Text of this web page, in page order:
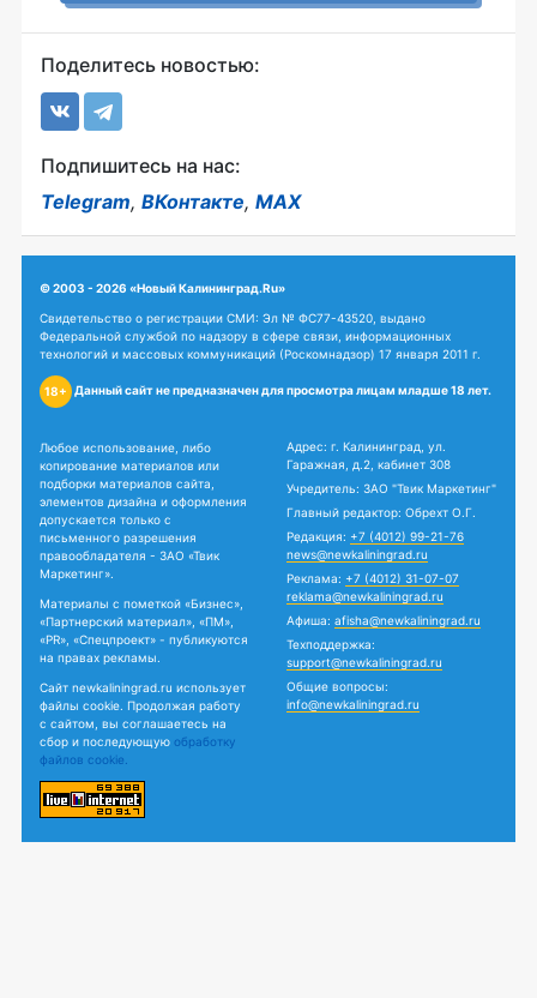
Поделитесь новостью:
Подпишитесь на нас:
Telegram, ВКонтакте, MAX
© 2003 - 2026 «Новый Калининград.Ru»
Свидетельство о регистрации СМИ: Эл № ФС77-43520, выдано
Федеральной службой по надзору в сфере связи, информационных
технологий и массовых коммуникаций (Роскомнадзор) 17 января 2011 г.
18+ Данный сайт не предназначен для просмотра лицам младше 18 лет.
Любое использование, либо
копирование материалов или
подборки материалов сайта,
элементов дизайна и оформления
допускается только с
письменного разрешения
правообладателя - ЗАО «Твик
Маркетинг».
Материалы с пометкой «Бизнес»,
«Партнерский материал», «ПМ»,
«PR», «Спецпроект» - публикуются
на правах рекламы.
Сайт newkaliningrad.ru использует
файлы cookie. Продолжая работу
с сайтом, вы соглашаетесь на
сбор и последующую обработку
файлов cookie.
Адрес: г. Калининград, ул.
Гаражная, д.2, кабинет 308
Учредитель: ЗАО "Твик Маркетинг"
Главный редактор: Обрехт О.Г.
Редакция: +7 (4012) 99-21-76
news@newkaliningrad.ru
Реклама: +7 (4012) 31-07-07
reklama@newkaliningrad.ru
Афиша: afisha@newkaliningrad.ru
Техподдержка:
support@newkaliningrad.ru
Общие вопросы:
info@newkaliningrad.ru